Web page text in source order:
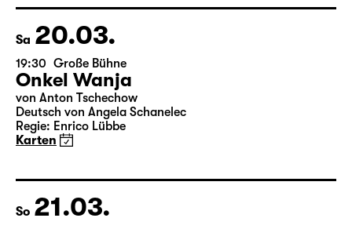
18:45 + 19:00 Einführung im Rangfoyer
Karten
Sa 20.03.
19:30 Große Bühne
Onkel Wanja
Regie: Enrico Lübbe
Karten